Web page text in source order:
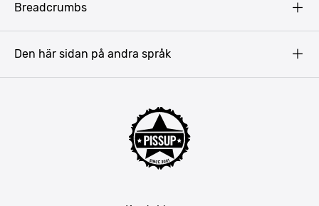
Breadcrumbs
Den här sidan på andra språk